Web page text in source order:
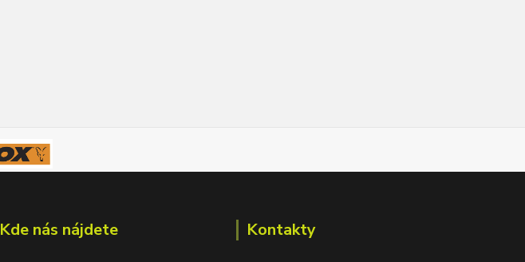
Kde nás nájdete
Kontakty